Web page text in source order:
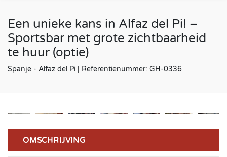
Een unieke kans in Alfaz del Pi! –
Sportsbar met grote zichtbaarheid
te huur (optie)
Spanje - Alfaz del Pi | Referentienummer: GH-0336
OMSCHRIJVING